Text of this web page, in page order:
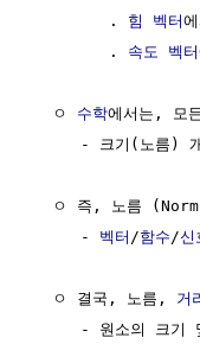
        .
힘 벡터
        .
속도 벡터
  ㅇ
수학에서는, 모
- 크기(노름)
ㅇ 즉, 노름
     -
벡터 /함수 /신
  ㅇ 결국, 노름,
거
- 원소의 크기